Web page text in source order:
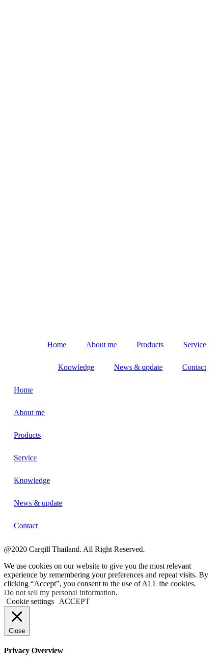
Home About me Products Service
Knowledge News & update Contact
Home
About me
Products
Service
Knowledge
News & update
Contact
@2020 Cargill Thailand. All Right Reserved.
We use cookies on our website to give you the most relevant
experience by remembering your preferences and repeat visits. By
clicking “Accept”, you consent to the use of ALL the cookies.
Do not sell my personal information.
Cookie settings
ACCEPT
Close
Privacy Overview